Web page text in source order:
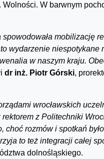
W barwnym
mobilizację
wydarzenie niespotykane
w naszym kraju.
dr inż. Piotr Górski,
wrocławskich
z Politechniki
choć rozmów i spotkań
to też integracji całej
dolnośląskiego.